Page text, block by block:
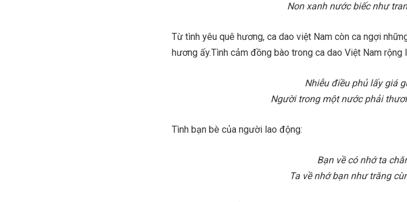
Non xanh nước biếc như
Từ tình yêu quê hương, ca dao việt Nam còn ca ngợi
hương ấy.Tình cảm đồng bào trong ca dao Việt Nam rộng
Nhiễu điều phủ lấy giá
Người trong một nước phải
Tình bạn bè của người lao động:
Bạn về có nhớ ta
Ta về nhớ bạn như trăng